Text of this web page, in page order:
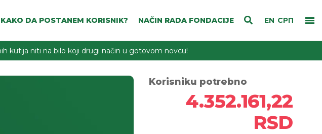
EN СРП
KAKO DA POSTANEM KORISNIK? NAČIN RADA FONDACIJE
kutija niti na bilo koji drugi način u gotovom novcu!
Korisniku potrebno
4.352.161,22
RSD